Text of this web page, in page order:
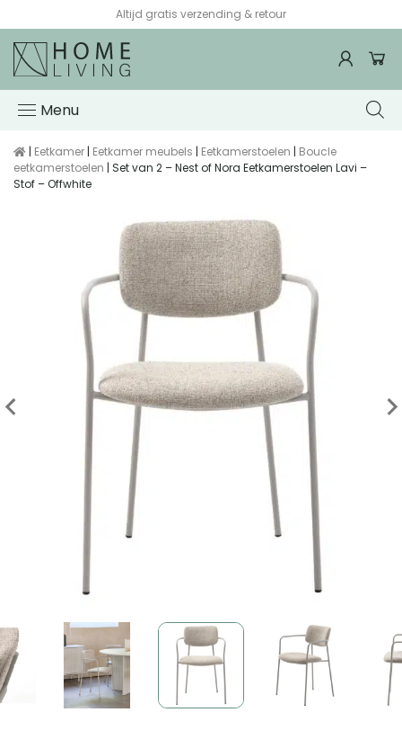
Altijd gratis verzending & retour
Menu
| Eetkamer | Eetkamer meubels | Eetkamerstoelen | Boucle
eetkamerstoelen | Set van 2 – Nest of Nora Eetkamerstoelen Lavi –
Stof – Offwhite